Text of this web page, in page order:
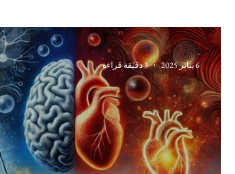
-
6 يناير 2025
3 دقيقة قراءة